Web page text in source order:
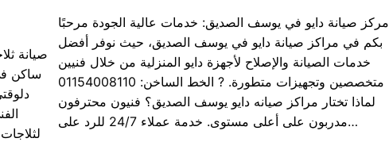
ساكن
مركز صيانة دايو في يوسف الصديق: خدمات عالية الجودة مرحبًا
بكم في مراكز صيانة دايو في يوسف الصديق، حيث نوفر أفضل
خدمات الصيانة والإصلاح لأجهزة دايو المنزلية من خلال فنيين
متخصصين وتجهيزات متطورة. ? الخط الساخن: 01154008110
لماذا تختار مراكز صيانه دايو يوسف الصديق؟ فنيون محترفون
مدربون على أعلى مستوى. خدمة عملاء 24/7 للرد على…